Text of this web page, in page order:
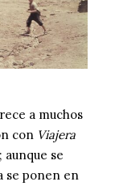
a muchos
con Viajera
aunque se
se ponen en